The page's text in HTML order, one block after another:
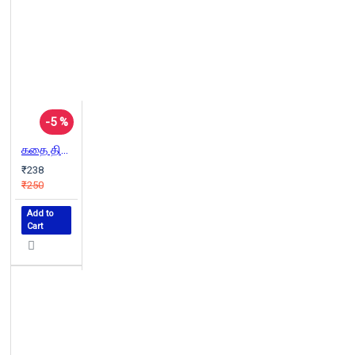
-5 %
கதை திரைக்கதை வசனம் இயக்கம் (Screenplay)
₹238
₹250
Add to
Cart